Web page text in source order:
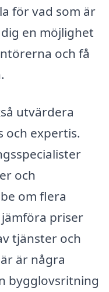
för vad som är
en möjlighet
och få
utvärdera
och expertis.
och
om flera
priser
tjänster och
är några
bygglovsritning